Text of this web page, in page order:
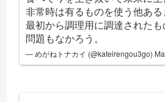
非常時は有るものを使う他ある
最初から調理用に調達された
問題もなかろう。
— めがねトナカイ (@kateirengou3go)